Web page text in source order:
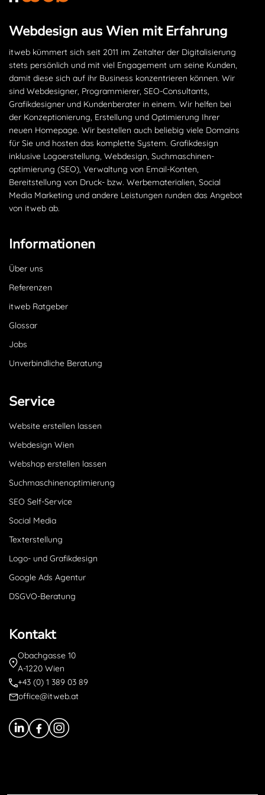
Webdesign aus Wien mit Erfahrung
itweb kümmert sich seit 2011 im Zeitalter der Digitalisierung
stets persönlich und mit viel Engagement um seine Kunden,
damit diese sich auf ihr Business konzentrieren können. Wir
sind Webdesigner, Programmierer, SEO-Consultants,
Grafikdesigner und Kundenberater in einem. Wir helfen bei
der Konzeptionierung, Erstellung und Optimierung Ihrer
neuen Homepage. Wir bestellen auch beliebig viele Domains
für Sie und hosten das komplette System. Grafikdesign
inklusive Logoerstellung, Webdesign, Suchmaschinen­
optimierung (SEO), Verwaltung von Email-Konten,
Bereitstellung von Druck- bzw. Werbematerialien, Social
Media Marketing und andere Leistungen runden das Angebot
von itweb ab.
Informationen
Über uns
Referenzen
itweb Ratgeber
Glossar
Jobs
Unverbindliche Beratung
Service
Website erstellen lassen
Webdesign Wien
Webshop erstellen lassen
Suchmaschinenoptimierung
SEO Self-Service
Social Media
Texterstellung
Logo- und Grafikdesign
Google Ads Agentur
DSGVO-Beratung
Kontakt
Obachgasse 10
A-1220 Wien
+43 (0) 1 389 03 89
office@itweb.at